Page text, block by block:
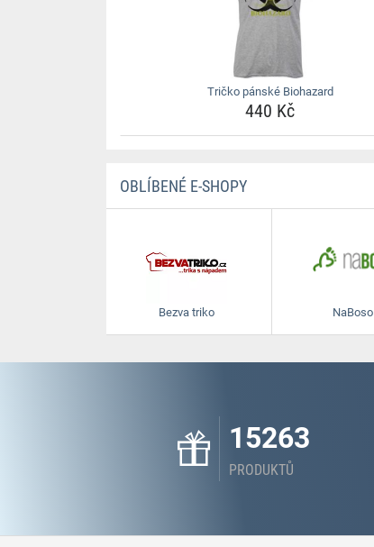
Tričko pánské Biohazard
440 Kč
OBLÍBENÉ E-SHOPY
Bezva triko NaBoso
15263
PRODUKTŮ